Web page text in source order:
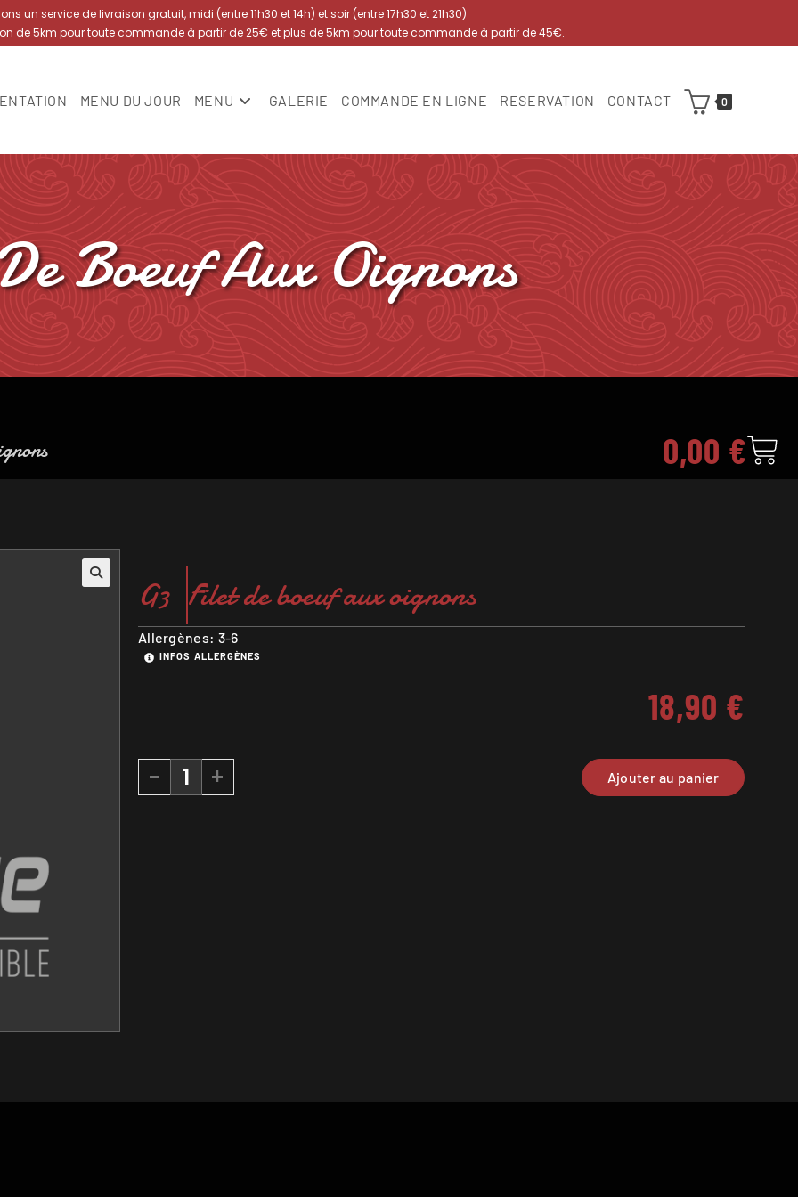
un service de livraison gratuit, midi (entre 11h30 et 14h) et soir (entre 17h30 et 21h30)
de 5km pour toute commande à partir de 25€ et plus de 5km pour toute commande à partir de 45€.
MENU DU JOUR MENU GALERIE COMMANDE EN LIGNE RESERVATION CONTACT 0
Boeuf Aux Oignons
0,00 €
G3 Filet de boeuf aux oignons
Allergènes: 3-6
INFOS ALLERGÈNES
18,90 €
- + Ajouter au panier